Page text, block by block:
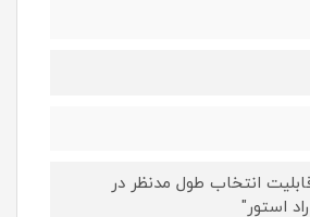
با قابلیت انتخاب طول مدنظر در
استور"